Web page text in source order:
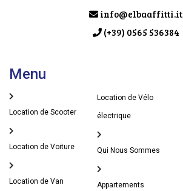
info@elbaaffitti.it
(+39) 0565 536384
Menu
Location de Scooter
Location de Voiture
Location de Van
Location de Vélo
électrique
Qui Nous Sommes
Appartements